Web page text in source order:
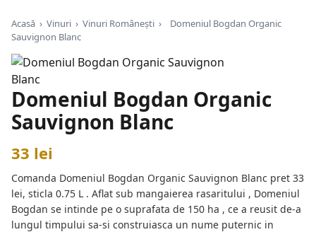
Acasă › Vinuri › Vinuri Românești ›
Domeniul Bogdan Organic
Sauvignon Blanc
Domeniul Bogdan Organic
Sauvignon Blanc
33 lei
Comanda Domeniul Bogdan Organic Sauvignon Blanc pret 33
lei, sticla 0.75 L . Aflat sub mangaierea rasaritului , Domeniul
Bogdan se intinde pe o suprafata de 150 ha , ce a reusit de-a
lungul timpului sa-si construiasca un nume puternic in